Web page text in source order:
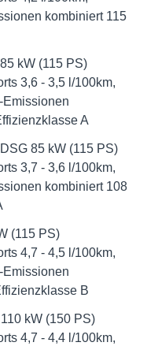
kombiniert 115
kW (115 PS)
3,6 - 3,5 l/100km,
Emissionen
A
85 kW (115 PS)
3,7 - 3,6 l/100km,
kombiniert 108
(115 PS)
4,7 - 4,5 l/100km,
Emissionen
B
kW (150 PS)
4,7 - 4,4 l/100km,